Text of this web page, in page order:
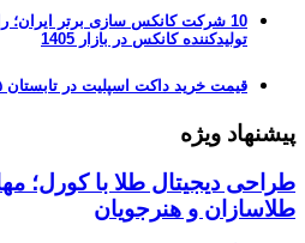
10 شرکت کانکس سازی برتر ایران؛
تولیدکننده کانکس در بازار 1405
قیمت خرید داکت اسپلیت در تابستان ۱۴۰۵
پیشنهاد ویژه
طراحی دیجیتال طلا با کورل؛
طلاسازان و هنرجویان